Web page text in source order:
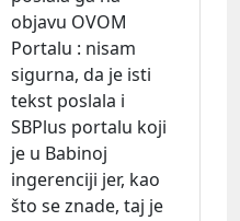
objavu OVOM
Portalu : nisam
sigurna, da je isti
tekst poslala i
SBPlus portalu koji
je u Babinoj
ingerenciji jer, kao
što se znade, taj je